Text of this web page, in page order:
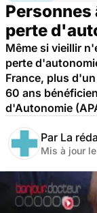
Personnes
perte
Même si vieillir
perte
France, plus
60 ans
d'Autonomie
Par La
Mis à jour le